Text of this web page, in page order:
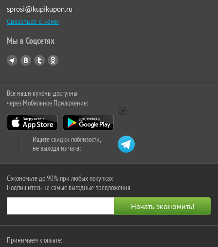
sprosi@kupikupon.ru
Связаться с нами
Мы в Соцсетях
Все наши купоны доступны
через Мобильное Приложение:
Ищите скидки поблизости,
не выходя из чата:
Сэкономьте до 90% при любых покупках
Подпишитесь на самые выгодные предложения
Принимаем к оплате: